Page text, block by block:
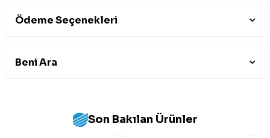
Ödeme Seçenekleri
Beni Ara
Son Bakılan Ürünler